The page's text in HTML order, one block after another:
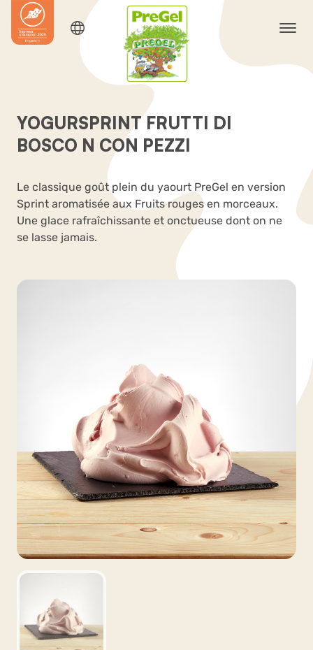
YOGURSPRINT FRUTTI DI
BOSCO N CON PEZZI
Le classique goût plein du yaourt PreGel en version
Sprint aromatisée aux Fruits rouges en morceaux.
Une glace rafraîchissante et onctueuse dont on ne
se lasse jamais.